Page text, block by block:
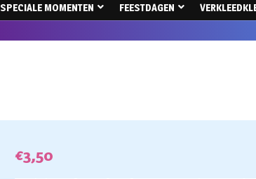
SPECIALE MOMENTEN FEESTDAGEN
€3,50